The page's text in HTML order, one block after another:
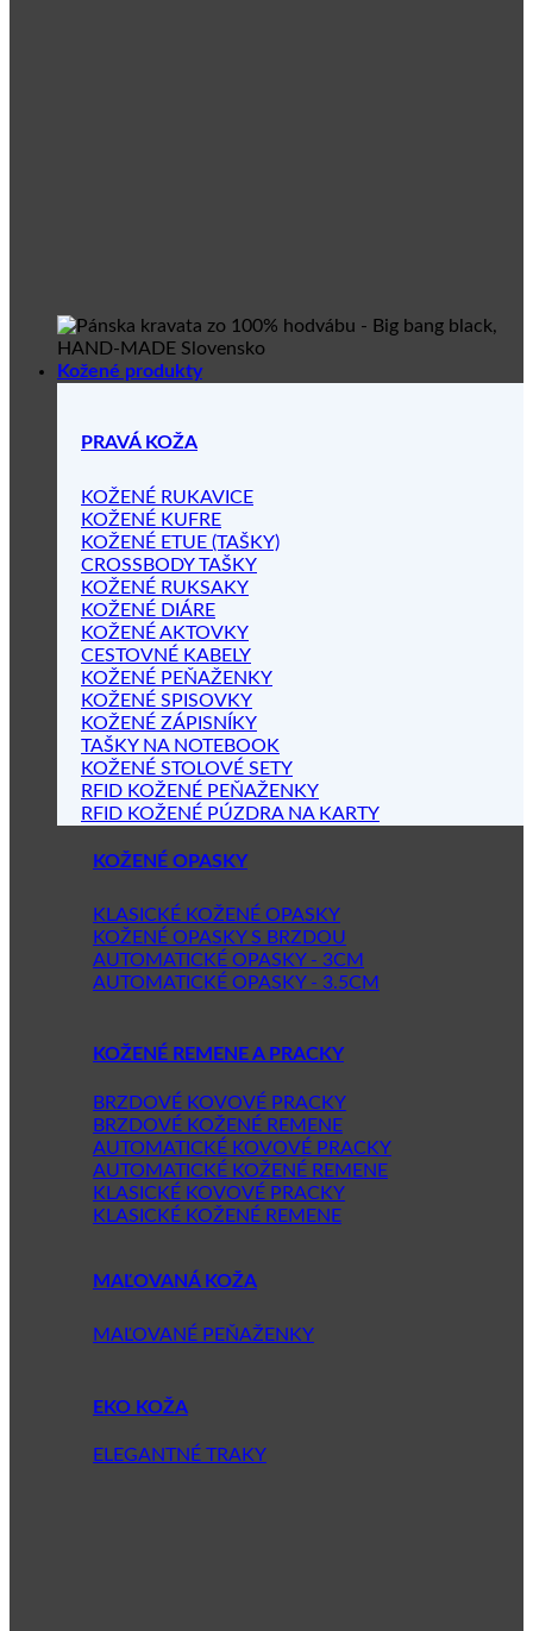
Kožené produkty
PRAVÁ KOŽA
KOŽENÉ RUKAVICE
KOŽENÉ KUFRE
KOŽENÉ ETUE (TAŠKY)
CROSSBODY TAŠKY
KOŽENÉ RUKSAKY
KOŽENÉ DIÁRE
KOŽENÉ AKTOVKY
CESTOVNÉ KABELY
KOŽENÉ PEŇAŽENKY
KOŽENÉ SPISOVKY
KOŽENÉ ZÁPISNÍKY
TAŠKY NA NOTEBOOK
KOŽENÉ STOLOVÉ SETY
RFID KOŽENÉ PEŇAŽENKY
RFID KOŽENÉ PÚZDRA NA KARTY
KOŽENÉ OPASKY
KLASICKÉ KOŽENÉ OPASKY
KOŽENÉ OPASKY S BRZDOU
AUTOMATICKÉ OPASKY - 3CM
AUTOMATICKÉ OPASKY - 3.5CM
KOŽENÉ REMENE A PRACKY
BRZDOVÉ KOVOVÉ PRACKY
BRZDOVÉ KOŽENÉ REMENE
AUTOMATICKÉ KOVOVÉ PRACKY
AUTOMATICKÉ KOŽENÉ REMENE
KLASICKÉ KOVOVÉ PRACKY
KLASICKÉ KOŽENÉ REMENE
MAĽOVANÁ KOŽA
MAĽOVANÉ PEŇAŽENKY
EKO KOŽA
ELEGANTNÉ TRAKY